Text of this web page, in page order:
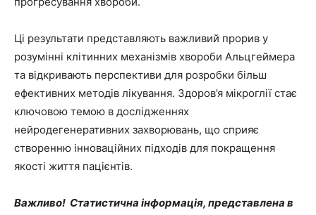
Ці результати представляють важливий прорив у
розумінні клітинних механізмів хвороби Альцгеймера
та відкривають перспективи для розробки більш
ефективних методів лікування. Здоров’я мікроглії стає
ключовою темою в дослідженнях
нейродегенеративних захворювань, що сприяє
створенню інноваційних підходів для покращення
якості життя пацієнтів.
Важливо! Статистична інформація, представлена в